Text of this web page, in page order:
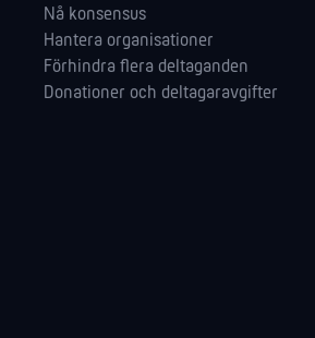
Nå konsensus
Hantera orga­nisationer
Förhindra flera deltaganden
Donationer och deltagaravgifter